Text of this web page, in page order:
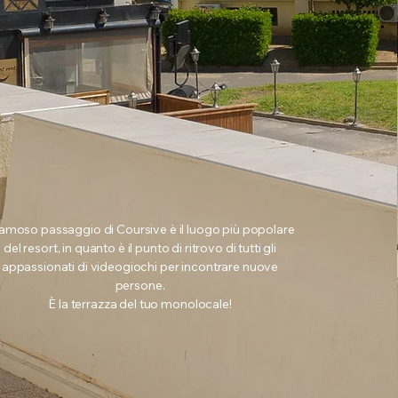
passaggio di Coursive è il luogo più popolare
del resort, in quanto è il punto di ritrovo di tutti gli
appassionati di videogiochi per incontrare nuove
persone.
È la terrazza del tuo monolocale!